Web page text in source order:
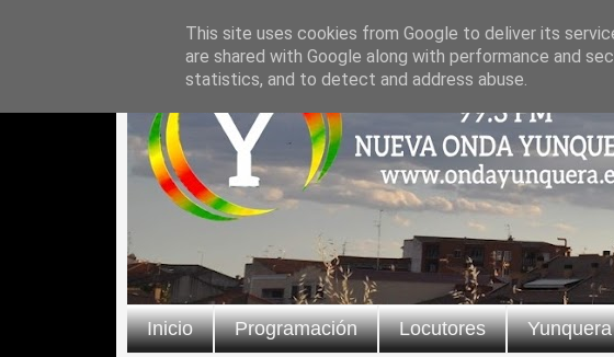
Inicio Programación Locutores
This site uses cookies from Google to deliver its
are shared with Google along with performance and
statistics, and to detect and address abuse.